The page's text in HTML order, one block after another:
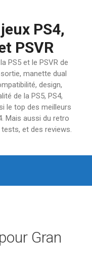
PS4,
PSVR
PS5 et le PSVR de
manette dual
design,
de la PS5, PS4,
le top des meilleurs
Mais aussi du retro
et des reviews.
Gran